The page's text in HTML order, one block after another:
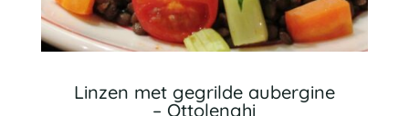
Linzen met gegrilde aubergine
– Ottolenghi